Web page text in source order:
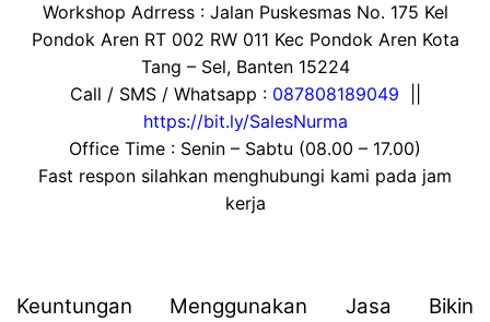
Workshop Adrress : Jalan Puskesmas No. 175 Kel
Pondok Aren RT 002 RW 011 Kec Pondok Aren Kota
Tang – Sel, Banten 15224
Call / SMS / Whatsapp : 087808189049
https://bit.ly/SalesNurma
Office Time : Senin – Sabtu (08.00 – 17.00)
Fast respon silahkan menghubungi kami pada jam
kerja
Keuntungan Menggunakan Jasa Bikin